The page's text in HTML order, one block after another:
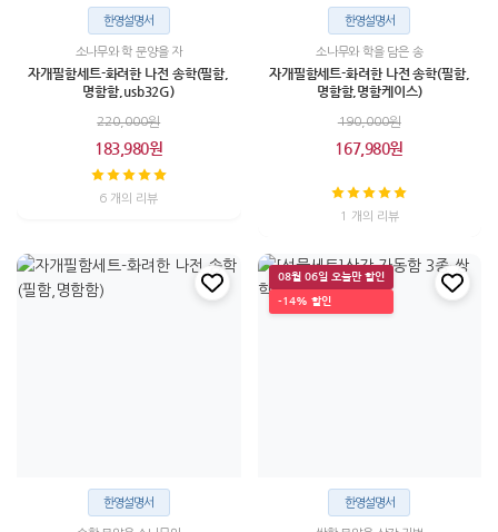
한영설명서
소나무와 학 문양을 자
자개필함세트-화려한 나전 송학(필함,
명함함,usb32G)
220,000원
183,980원
6 개의 리뷰
한영설명서
소나무와 학을 담은 송
자개필함세트-화려한 나전 송학(필함,
명함함,명함케이스)
190,000원
167,980원
1 개의 리뷰
한영설명서
08월 06일 오늘만 할인
-14% 할인
한영설명서